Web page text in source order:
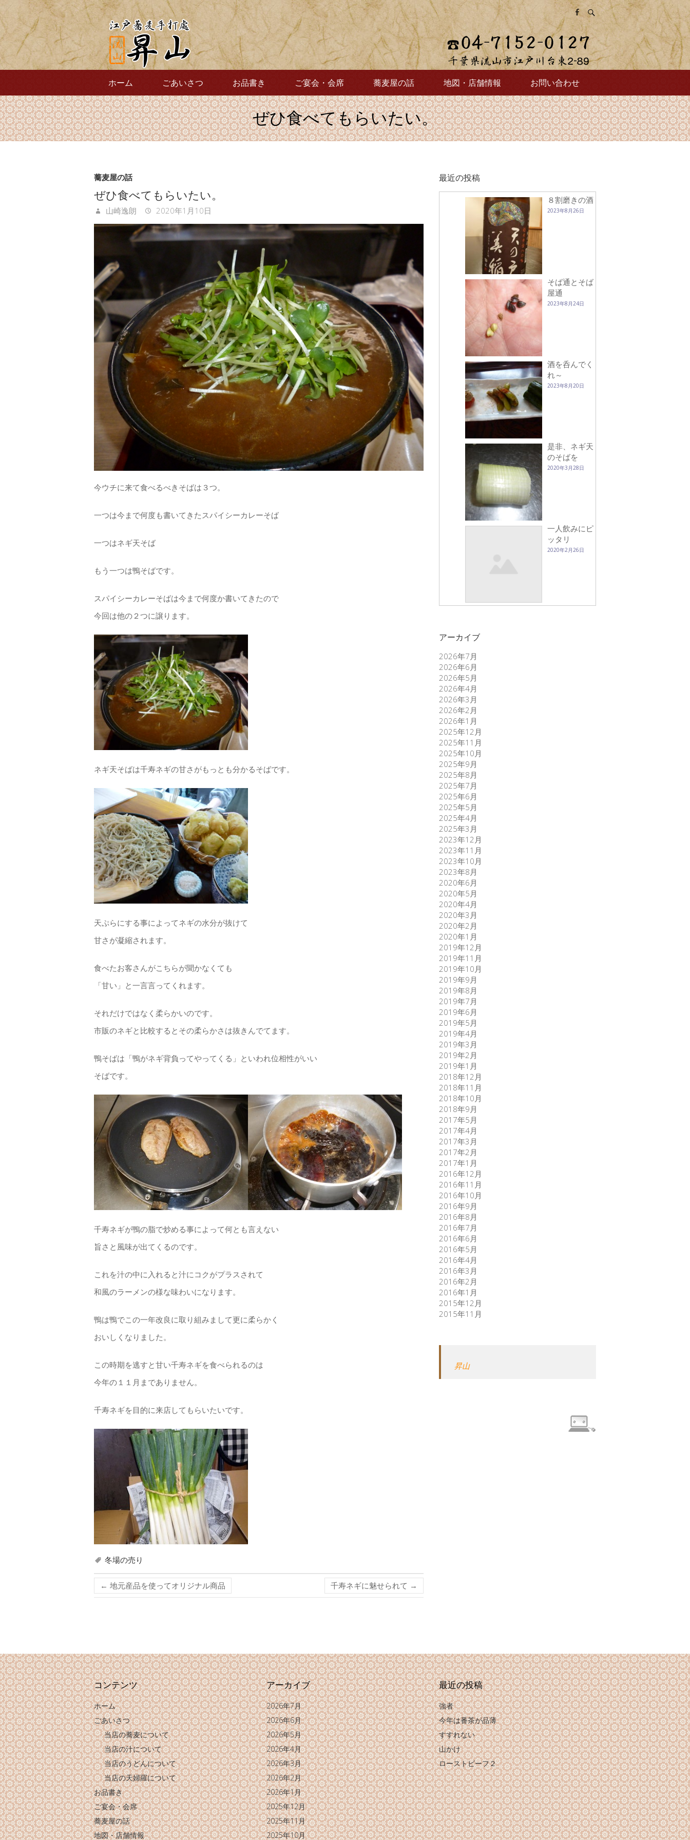
ホーム ごあいさつ お品書き ご宴会・会席 蕎麦屋の話 地図・店舗情報 お問い合わせ
ぜひ食べてもらいたい。
蕎麦屋の話
ぜひ食べてもらいたい。
山崎逸朗 2020年1月10日
今ウチに来て食べるべきそばは３つ。
一つは今まで何度も書いてきたスパイシーカレーそば
一つはネギ天そば
もう一つは鴨そばです。
スパイシーカレーそばは今まで何度か書いてきたので
今回は他の２つに譲ります。
ネギ天そばは千寿ネギの甘さがもっとも分かるそばです。
天ぷらにする事によってネギの水分が抜けて
甘さが凝縮されます。
食べたお客さんがこちらが聞かなくても
「甘い」と一言言ってくれます。
それだけではなく柔らかいのです。
市販のネギと比較するとその柔らかさは抜きんでてます。
鴨そばは「鴨がネギ背負ってやってくる」といわれ位相性がいい
そばです。
千寿ネギが鴨の脂で炒める事によって何とも言えない
旨さと風味が出てくるのです。
これを汁の中に入れると汁にコクがプラスされて
和風のラーメンの様な味わいになります。
鴨は鴨でこの一年改良に取り組みまして更に柔らかく
おいしくなりました。
この時期を逃すと甘い千寿ネギを食べられるのは
今年の１１月までありません。
千寿ネギを目的に来店してもらいたいです。
冬場の売り
← 地元産品を使ってオリジナル商品 千寿ネギに魅せられて →
最近の投稿
８割磨きの酒
2023年8月26日
そば通とそば
屋通
2023年8月24日
酒を呑んでく
れ～
2023年8月20日
是非、ネギ天
のそばを
2020年3月28日
一人飲みにピ
ッタリ
2020年2月26日
アーカイブ
2026年7月
2026年6月
2026年5月
2026年4月
2026年3月
2026年2月
2026年1月
2025年12月
2025年11月
2025年10月
2025年9月
2025年8月
2025年7月
2025年6月
2025年5月
2025年4月
2025年3月
2023年12月
2023年11月
2023年10月
2023年8月
2020年6月
2020年5月
2020年4月
2020年3月
2020年2月
2020年1月
2019年12月
2019年11月
2019年10月
2019年9月
2019年8月
2019年7月
2019年6月
2019年5月
2019年4月
2019年3月
2019年2月
2019年1月
2018年12月
2018年11月
2018年10月
2018年9月
2017年5月
2017年4月
2017年3月
2017年2月
2017年1月
2016年12月
2016年11月
2016年10月
2016年9月
2016年8月
2016年7月
2016年6月
2016年5月
2016年4月
2016年3月
2016年2月
2016年1月
2015年12月
2015年11月
昇山
コンテンツ
ホーム
ごあいさつ
当店の蕎麦について
当店の汁について
当店のうどんについて
当店の天婦羅について
お品書き
ご宴会・会席
蕎麦屋の話
地図・店舗情報
アーカイブ
2026年7月
2026年6月
2026年5月
2026年4月
2026年3月
2026年2月
2026年1月
2025年12月
2025年11月
2025年10月
最近の投稿
強者
今年は番茶が品薄
すすれない
山かけ
ローストビーフ２